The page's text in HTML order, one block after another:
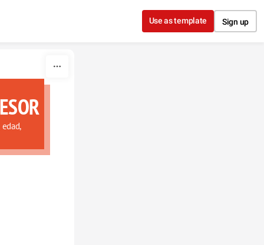
Use as template Sign up